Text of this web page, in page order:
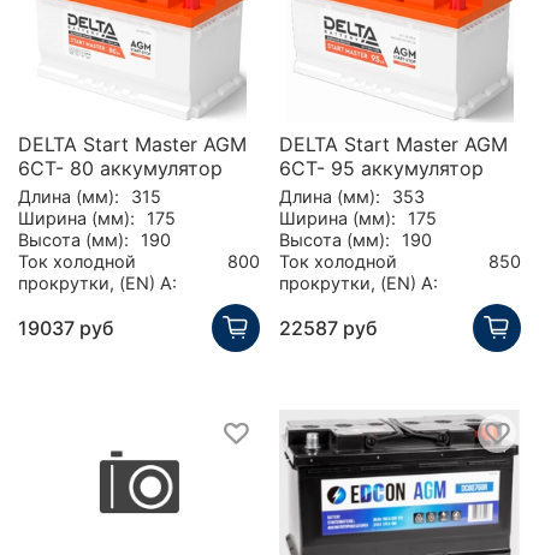
DELTA Start Master AGM
6CT- 80 аккумулятор
Длина (мм):
315
Ширина (мм):
175
Высота (мм):
190
Ток холодной
прокрутки, (EN) А:
800
19037 руб
DELTA Start Master AGM
6CT- 95 аккумулятор
Длина (мм):
353
Ширина (мм):
175
Высота (мм):
190
Ток холодной
прокрутки, (EN) А:
850
22587 руб